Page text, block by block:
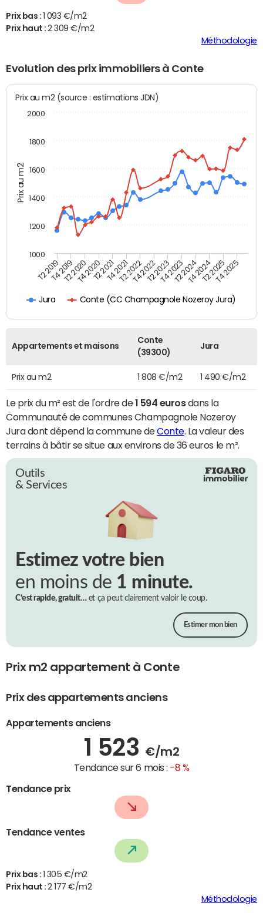
Prix bas :
1 093 €/m2
Prix haut :2 309 €/m2
Méthodologie
Evolution des prix immobiliers à Conte
Prix au m2
Prix au m2 (source : estimations JDN)
Jura Conte (CC Champagnole Nozeroy Jura)
T2 2019T4 2019T2 2020T4 2020T2 2021T4 2021T2 2022T4 2022T2 2023T4 2023T2 2024T4 2024T2 2025T4 2025
1000
1200
1400
1600
1800
2000
Appartements et maisons
Conte
(39300)
Jura
Prix au m2 1 808 €/m2 1 490 €/m2
Le prix du m² est de l'ordre de1 594 eurosdans la
Communauté de communes Champagnole Nozeroy
Jura dont dépend la commune deConte. La valeur des
terrains à bâtir se situe aux environs de 36 euros le m².
Outils
& Services
Estimez votre bien
en moins de 1 minute.
C’est rapide, gratuit…et ça peut clairement valoir le coup.
Estimer mon bien
Prix m2 appartement à Conte
Prix des appartements anciens
Appartements anciens
1 523 €/m2
Tendance sur 6 mois : -8 %
Tendance prix
Tendance ventes
Prix bas : 1 305 €/m2
Prix haut :2 177 €/m2
Méthodologie